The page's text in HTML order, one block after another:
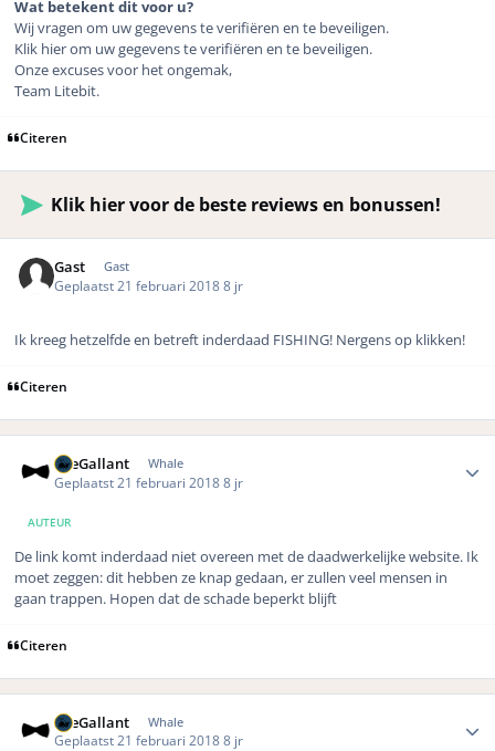
Wat betekent dit voor u?
Wij vragen om uw gegevens te verifiëren en te beveiligen.
Klik hier om uw gegevens te verifiëren en te beveiligen.
Onze excuses voor het ongemak,
Team Litebit.
Citeren
Klik hier voor de beste reviews en bonussen!
Gast Gast
Geplaatst 21 februari 20188 jr
Ik kreeg hetzelfde en betreft inderdaad FISHING! Nergens op klikken!
Citeren
TheGallant Whale
Geplaatst 21 februari 20188 jr
AUTEUR
De link komt inderdaad niet overeen met de daadwerkelijke website. Ik
moet zeggen: dit hebben ze knap gedaan, er zullen veel mensen in
gaan trappen. Hopen dat de schade beperkt blijft
Citeren
TheGallant Whale
Geplaatst21 februari 20188 jr